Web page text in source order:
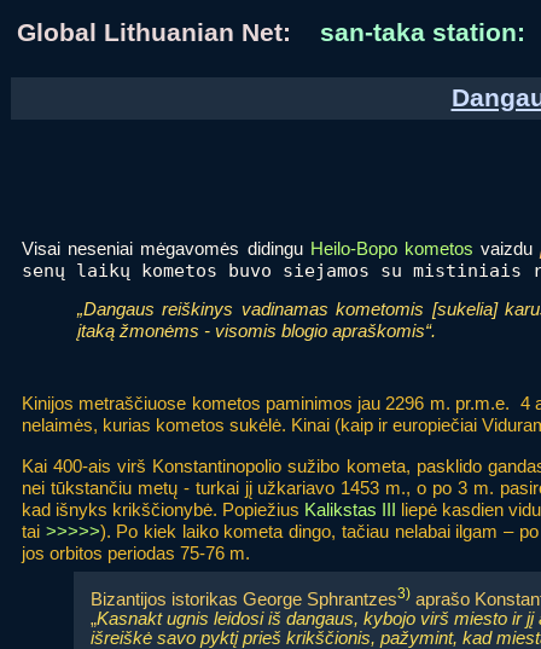
Global Lithuanian Net: san-taka station:
Visai neseniai mėgavomės didingu Heilo-Bopo kometos vaizdu
senų laikų kometos buvo siejamos su
„Dangaus reiškinys vadinamas kometomis [sukelia]
įtaką žmonėms - visomis blogio apraškomis“.
Kinijos metraščiuose kometos paminimos jau 2296 m. pr.m.e.
nelaimės, kurias kometos sukėlė. Kinai (kaip ir europiečiai
Kai 400-ais virš Konstantinopolio sužibo kometa, pasklido
nei tūkstančiu metų - turkai jį užkariavo 1453 m., o po 3 m.
kad išnyks krikščionybė. Popiežius Kalikstas III liepė kasdien
tai >>>>>). Po kiek laiko kometa dingo, tačiau nelabai ilgam –
jos orbitos periodas 75-76 m.
Bizantijos istorikas George Sphrantzes3) aprašo
„Kasnakt ugnis leidosi iš dangaus, kybojo virš miesto ir
išreiškė savo pyktį prieš krikščionis, pažymint, kad